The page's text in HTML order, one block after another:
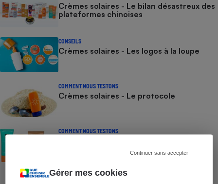
Gérer mes cookies
Continuer sans accepter
Crèmes solaires - Le bilan désastreux des
plateformes chinoises
CONSEILS
Crèmes solaires - Les logos à la loupe
COMMENT NOUS TESTONS
Crèmes solaires - Le protocole
COMMENT NOUS TESTONS